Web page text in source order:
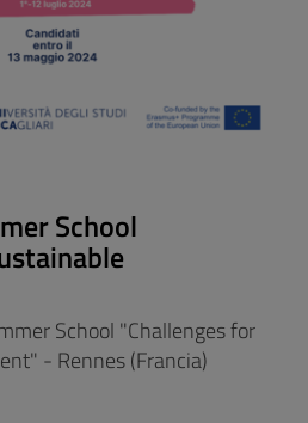
School
School "Challenges for
- Rennes (Francia)